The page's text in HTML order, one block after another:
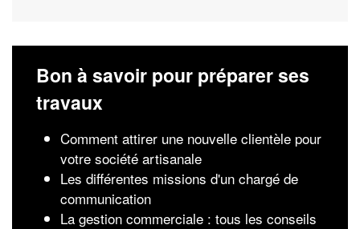
Bon à savoir pour préparer ses
travaux
Comment attirer une nouvelle clientèle pour
votre société artisanale
Les différentes missions d'un chargé de
communication
La gestion commerciale : tous les conseils